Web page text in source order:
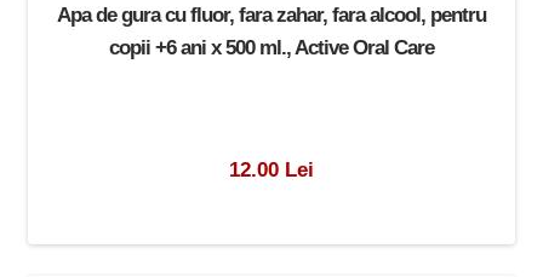
Apa de gura cu fluor, fara zahar, fara alcool, pentru
copii +6 ani x 500 ml., Active Oral Care
12.00 Lei